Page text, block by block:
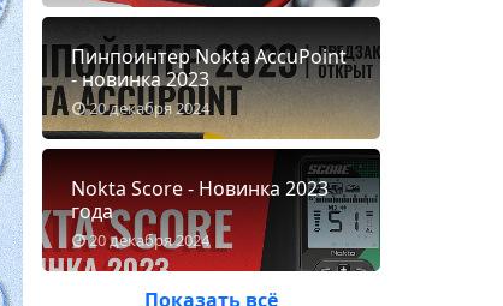
20 декабря 2024
Пинпоинтер Nokta AccuPoint
- новинка 2023
20 декабря 2024
Nokta Score - Новинка 2023
года
Показать всё